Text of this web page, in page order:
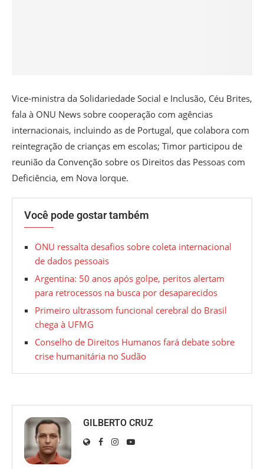
Vice-ministra da Solidariedade Social e Inclusão, Céu Brites,
fala à ONU News sobre cooperação com agências
internacionais, incluindo as de Portugal, que colabora com
reintegração de crianças em escolas; Timor participou de
reunião da Convenção sobre os Direitos das Pessoas com
Deficiência, em Nova Iorque.
Você pode gostar também
ONU ressalta desafios sobre coleta internacional
de dados pessoais
Argentina: 50 anos após golpe, peritos alertam
para retrocessos na busca por desaparecidos
Primeiro ultrassom funcional cerebral do Brasil
chega à UFMG
Conselho de Direitos Humanos fará debate sobre
crise humanitária no Sudão
GILBERTO CRUZ